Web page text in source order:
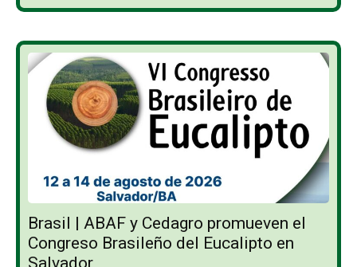
Brasil | ABAF y Cedagro promueven el
Congreso Brasileño del Eucalipto en
Salvador